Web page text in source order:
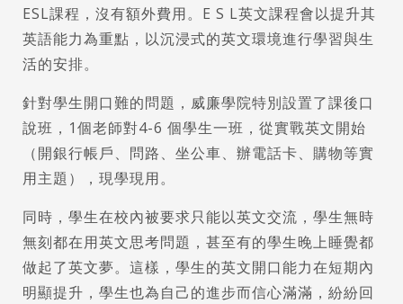
ESL課程，沒有額外費用。E S L英文課程會以提升其
英語能力為重點，以沉浸式的英文環境進行學習與生
活的安排。
針對學生開口難的問題，威廉學院特別設置了課後口
說班，1個老師對4-6 個學生一班，從實戰英文開始
（開銀行帳戶、問路、坐公車、辦電話卡、購物等實
用主題），現學現用。
同時，學生在校內被要求只能以英文交流，學生無時
無刻都在用英文思考問題，甚至有的學生晚上睡覺都
做起了英文夢。這樣，學生的英文開口能力在短期內
明顯提升，學生也為自己的進步而信心滿滿，紛紛回